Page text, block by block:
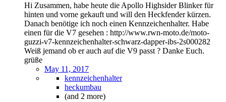
Hi Zusammen, habe heute die Apollo Highsider Blinker für
hinten und vorne gekauft und will den Heckfender kürzen.
Danach benötige ich noch einen Kennzeichenhalter. Habe
einen für die V7 gesehen : http://www.rwn-moto.de/moto-
guzzi-v7-kennzeichenhalter-schwarz-dapper-ibs-2s000282
Weiß jemand ob er auch auf die V9 passt ? Danke Euch.
grüße
May 11, 2017
kennzeichenhalter
heckumbau
(and 2 more)